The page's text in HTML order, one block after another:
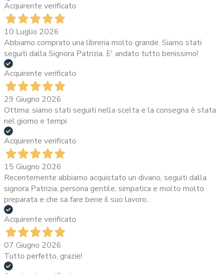
Acquirente verificato
10 Luglio 2026
Abbiamo comprato una libreria molto grande. Siamo stati
seguiti dalla Signora Patrizia. E' andato tutto benissimo!
Acquirente verificato
29 Giugno 2026
Ottima: siamo stati seguiti nella scelta e la consegna è stata
nel giorno e tempi
Acquirente verificato
15 Giugno 2026
Recentemente abbiamo acquistato un divano, seguiti dalla
signora Patrizia, persona gentile, simpatica e molto molto
preparata e che sa fare bene il suo lavoro..
Acquirente verificato
07 Giugno 2026
Tutto perfetto, grazie!